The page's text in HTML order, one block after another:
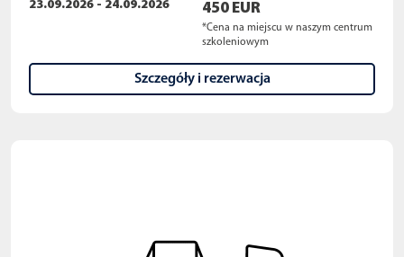
23.09.2026 - 24.09.2026 450 EUR
*Cena na miejscu w naszym centrum
szkoleniowym
Szczegóły i rezerwacja